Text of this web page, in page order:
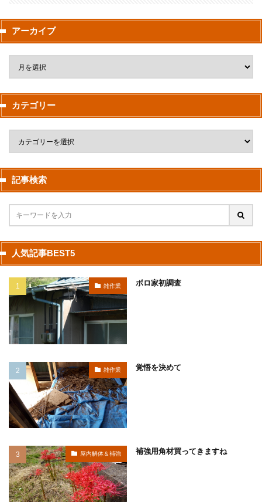
アーカイブ
カテゴリー
記事検索
人気記事BEST5
雑作業 ボロ家初調査
雑作業 覚悟を決めて
屋内解体＆補強 補強用角材買ってきますね